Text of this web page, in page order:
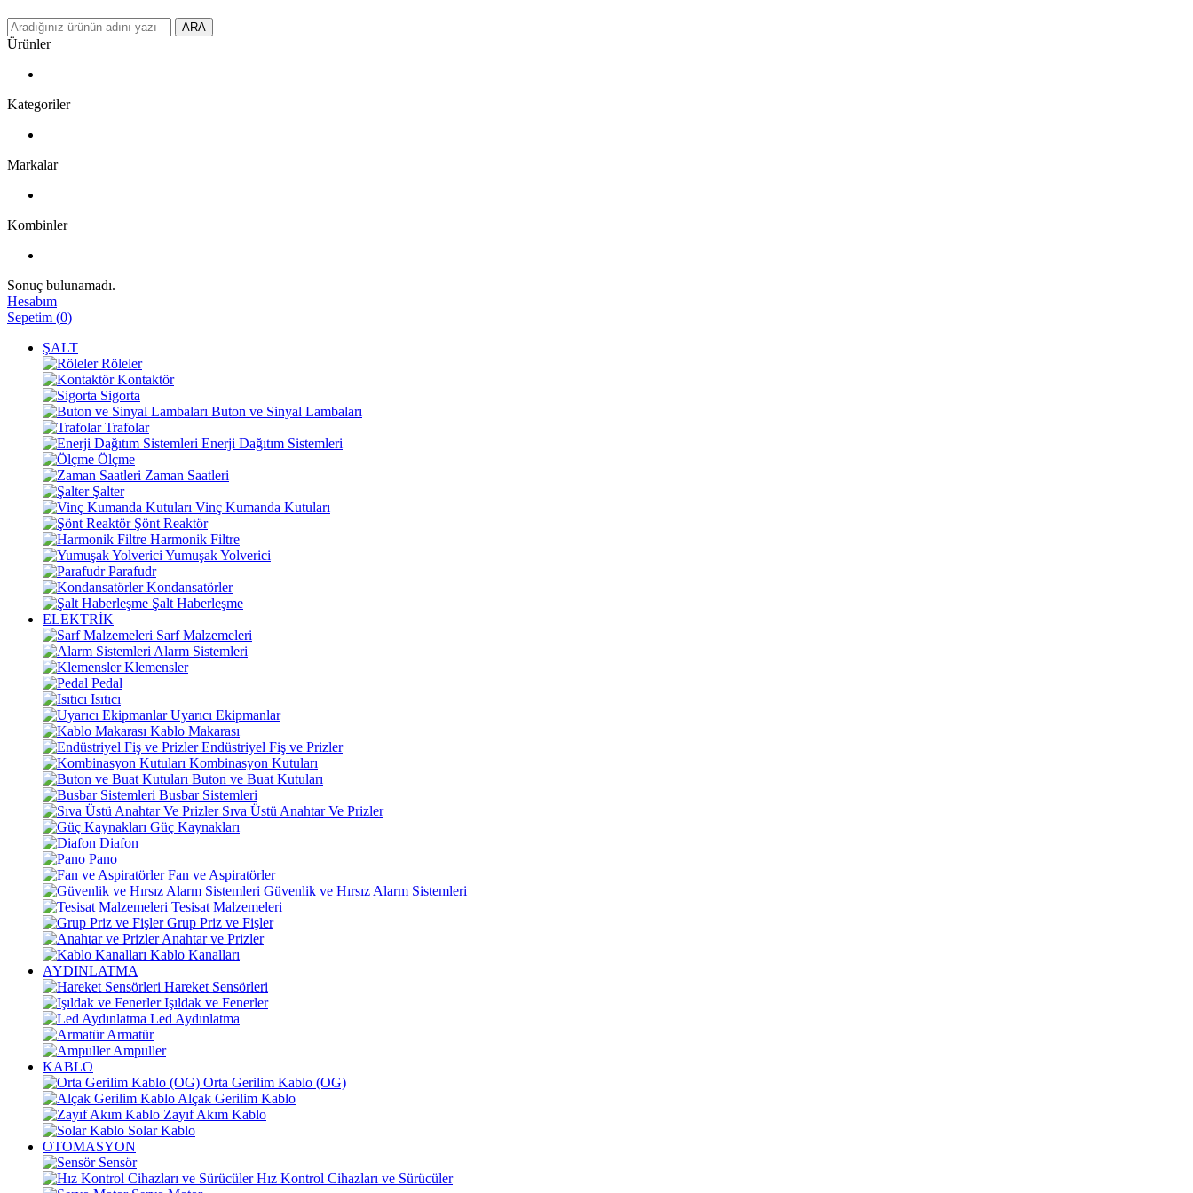
ARA
Ürünler
Kategoriler
Markalar
Kombinler
Sonuç bulunamadı.
Hesabım
Sepetim (0)
ŞALT
Röleler
Kontaktör
Sigorta
Buton ve Sinyal Lambaları
Trafolar
Enerji Dağıtım Sistemleri
Ölçme
Zaman Saatleri
Şalter
Vinç Kumanda Kutuları
Şönt Reaktör
Harmonik Filtre
Yumuşak Yolverici
Parafudr
Kondansatörler
Şalt Haberleşme
ELEKTRİK
Sarf Malzemeleri
Alarm Sistemleri
Klemensler
Pedal
Isıtıcı
Uyarıcı Ekipmanlar
Kablo Makarası
Endüstriyel Fiş ve Prizler
Kombinasyon Kutuları
Buton ve Buat Kutuları
Busbar Sistemleri
Sıva Üstü Anahtar Ve Prizler
Güç Kaynakları
Diafon
Pano
Fan ve Aspiratörler
Güvenlik ve Hırsız Alarm Sistemleri
Tesisat Malzemeleri
Grup Priz ve Fişler
Anahtar ve Prizler
Kablo Kanalları
AYDINLATMA
Hareket Sensörleri
Işıldak ve Fenerler
Led Aydınlatma
Armatür
Ampuller
KABLO
Orta Gerilim Kablo (OG)
Alçak Gerilim Kablo
Zayıf Akım Kablo
Solar Kablo
OTOMASYON
Sensör
Hız Kontrol Cihazları ve Sürücüler